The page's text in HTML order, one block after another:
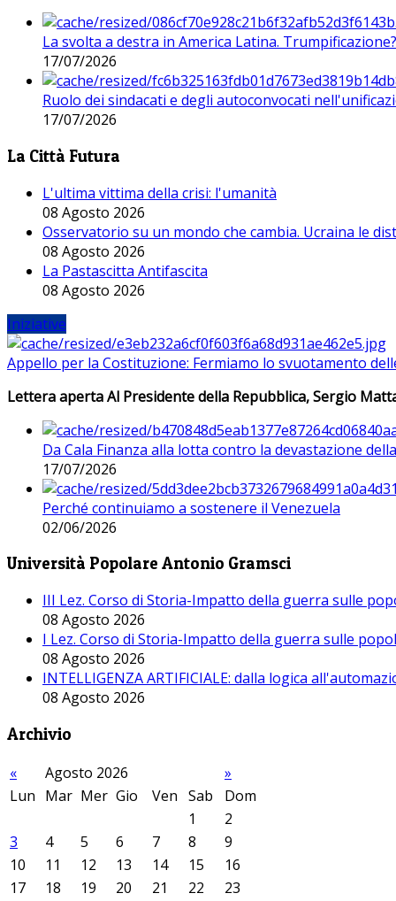
La svolta a destra in America Latina. Trumpificazione?
17/07/2026
Ruolo dei sindacati e degli autoconvocati
17/07/2026
La Città Futura
L'ultima vittima della crisi: l'umanità
08 Agosto 2026
Osservatorio su un mondo che cambia. Ucraina le
08 Agosto 2026
La Pastascitta Antifascita
08 Agosto 2026
Iniziative
Appello per la Costituzione: Fermiamo lo svuotamento
Lettera aperta Al Presidente della Repubblica, Sergio
Da Cala Finanza alla lotta contro la devastazione
17/07/2026
Perché continuiamo a sostenere il Venezuela
02/06/2026
Università Popolare Antonio Gramsci
III Lez. Corso di Storia-Impatto della guerra sulle
08 Agosto 2026
I Lez. Corso di Storia-Impatto della guerra sulle
08 Agosto 2026
INTELLIGENZA ARTIFICIALE: dalla logica
08 Agosto 2026
Archivio
« Agosto 2026
»
Lun Mar Mer Gio Ven Sab
Dom
1
2
3
4 5 6 7 8
9
10
11 12 13 14 15
16
17
18 19 20 21 22 23